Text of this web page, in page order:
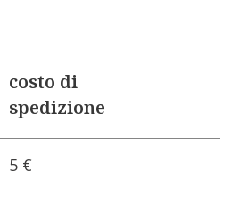
costo di
spedizione
5 €